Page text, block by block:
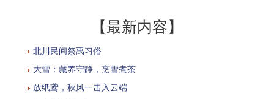
【最新内容】
北川民间祭禹习俗
大雪：藏养守静，烹雪煮茶
放纸鸢，秋风一击入云端